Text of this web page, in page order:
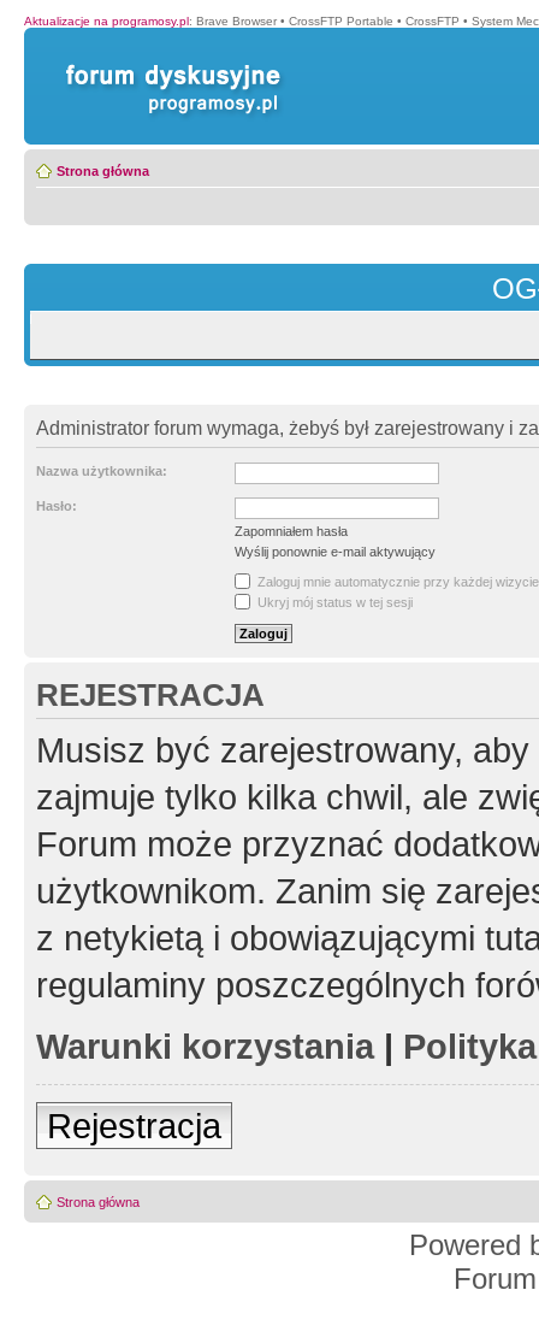
Aktualizacje na programosy.pl: Brave Browser • CrossFTP Portable • CrossFTP • System
Strona główna
Administrator forum wymaga, żebyś był zarejestrowany i
Nazwa użytkownika:
Hasło:
Zapomniałem hasła
Wyślij ponownie e-mail aktywujący
Zaloguj mnie automatycznie przy każdej wizycie
Ukryj mój status w tej sesji
REJESTRACJA
Musisz być zarejestrowany,
zajmuje tylko kilka chwil, ale
Forum może przyznać
użytkownikom. Zanim się
z netykietą i obowiązującymi
regulaminy poszczególnych
Warunki korzystania|
Rejestracja
Strona główna
Powered